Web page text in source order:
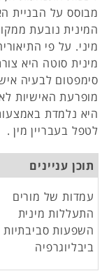
מבוסס על הבניית
המינית נובעת
מיני. על פי
מינית סוטה היא
סימפטום לבעיה
מופרעת האישיות
היא נלמדת
לטפל בעבריין מין .
תוכן עניינים
עמדות של מורים
התעללות מינית
השפעות סביבתיות
ביבליוגרפיה